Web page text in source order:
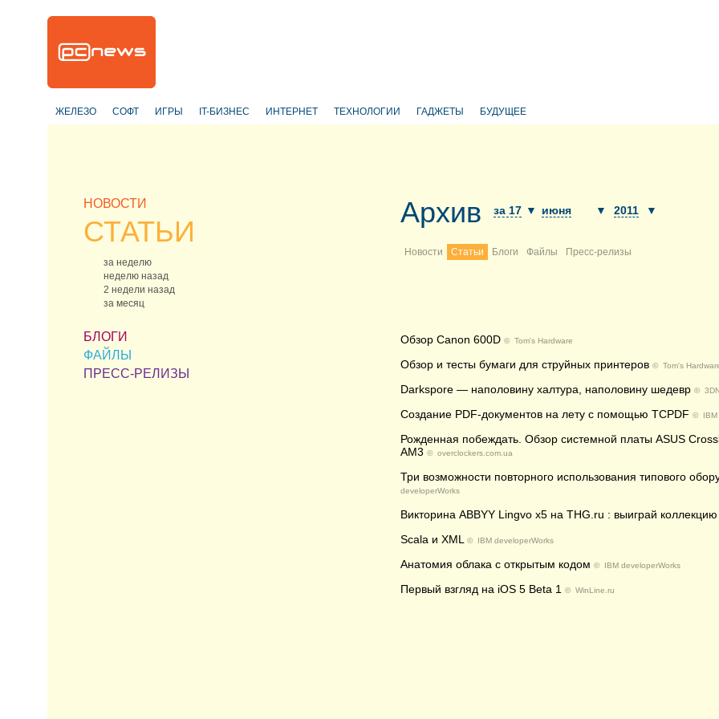
ЖЕЛЕЗО СОФТ ИГРЫ IT-БИЗНЕС ИНТЕРНЕТ ТЕХНОЛОГИИ ГАДЖЕТЫ БУДУЩЕЕ
НОВОСТИ
СТАТЬИ
за неделю
неделю назад
2 недели назад
за месяц
БЛОГИ
ФАЙЛЫ
ПРЕСС-РЕЛИЗЫ
Архив за 17 ▼ июня ▼ 2011 ▼
Новости Статьи Блоги Файлы Пресс-релизы
Обзор Canon 600D © Tom's Hardware
Обзор и тесты бумаги для струйных принтеров © Tom's
Darkspore — наполовину халтура, наполовину шедевр ©
Создание PDF-документов на лету с помощью TCPDF ©
Рожденная побеждать. Обзор системной платы ASUS
AM3 © overclockers.com.ua
Три возможности повторного использования типового
developerWorks
Викторина ABBYY Lingvo x5 на THG.ru : выиграй коллекцию
Scala и XML © IBM developerWorks
Анатомия облака с открытым кодом © IBM developerWorks
Первый взгляд на iOS 5 Beta 1 © WinLine.ru